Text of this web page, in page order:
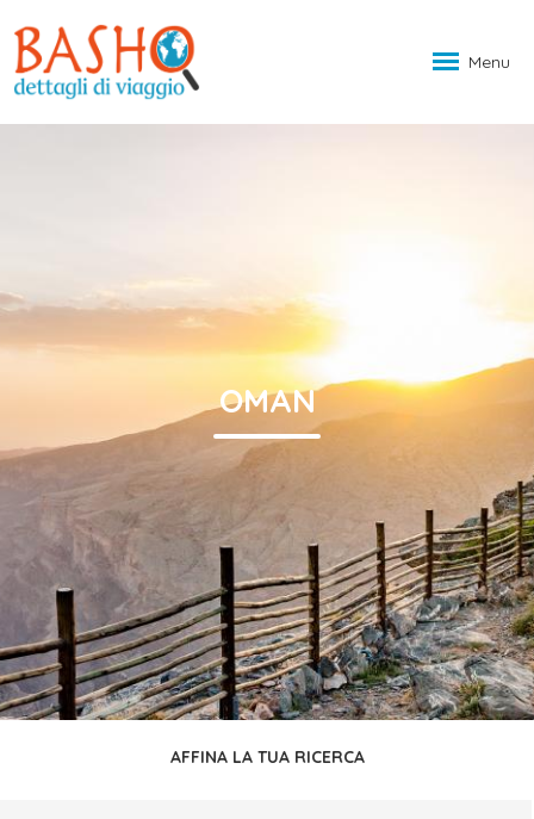
Menu
OMAN
AFFINA LA TUA RICERCA